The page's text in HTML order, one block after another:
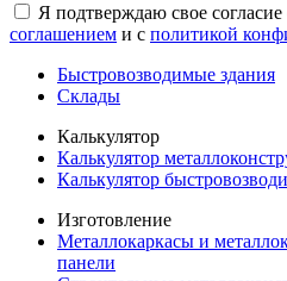
Я подтверждаю свое согласие
соглашением и с политикой
Быстровозводимые здания
Склады
Калькулятор
Калькулятор
Калькулятор
Изготовление
Металлокаркасы и
панели